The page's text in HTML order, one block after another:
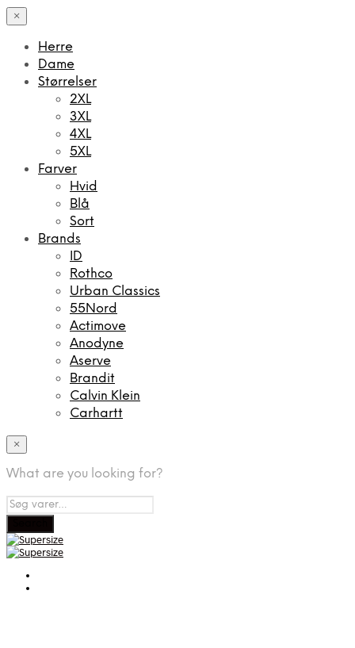
×
Herre
Dame
Størrelser
2XL
3XL
4XL
5XL
Farver
Hvid
Blå
Sort
Brands
ID
Rothco
Urban Classics
55Nord
Actimove
Anodyne
Aserve
Brandit
Calvin Klein
Carhartt
×
What are you looking for?